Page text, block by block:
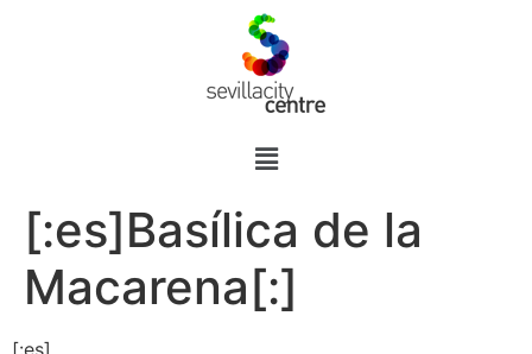
[:es]Basílica de la
Macarena[:]